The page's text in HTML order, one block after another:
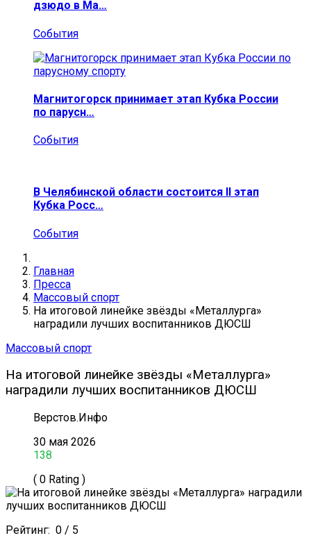
дзюдо в Ма…
События
Магнитогорск принимает этап Кубка России
по парусн…
События
В Челябинской области состоится II этап
Кубка Росс…
События
Главная
Пресса
Массовый спорт
На итоговой линейке звёзды «Металлурга»
наградили лучших воспитанников ДЮСШ
Массовый спорт
На итоговой линейке звёзды «Металлурга»
наградили лучших воспитанников ДЮСШ
Верстов.Инфо
30 мая 2026
138
( 0 Rating )
Рейтинг: 0 / 5